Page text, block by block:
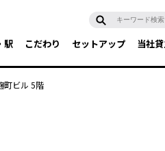
駅 こだわり セットアップ 当社
町ビル 5階